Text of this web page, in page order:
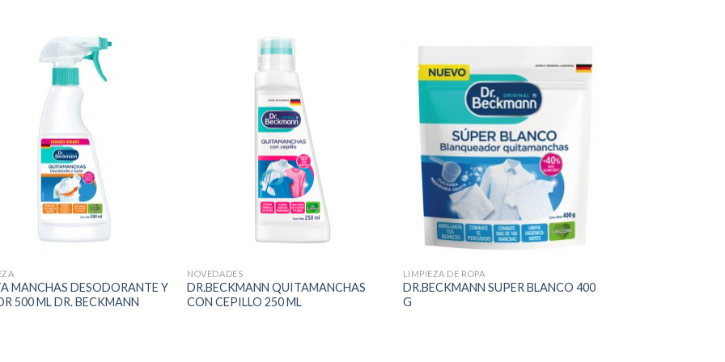
MANCHAS DESODORANTE Y
500 ML DR. BECKMANN
NOVEDADES
DR.BECKMANN QUITAMANCHAS
CON CEPILLO 250 ML
LIMPIEZA DE ROPA
DR.BECKMANN SUPER BLANCO 400
G